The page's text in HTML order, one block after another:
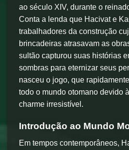
ao século XIV, durante o
Conta a lenda que Hacivat e
trabalhadores da construção
brincadeiras atrasavam as
sultão capturou suas histórias
sombras para eternizar seus
nasceu o jogo, que
todo o mundo otomano devido
charme irresistível.
Introdução ao Mundo
Em tempos contemporâneos,